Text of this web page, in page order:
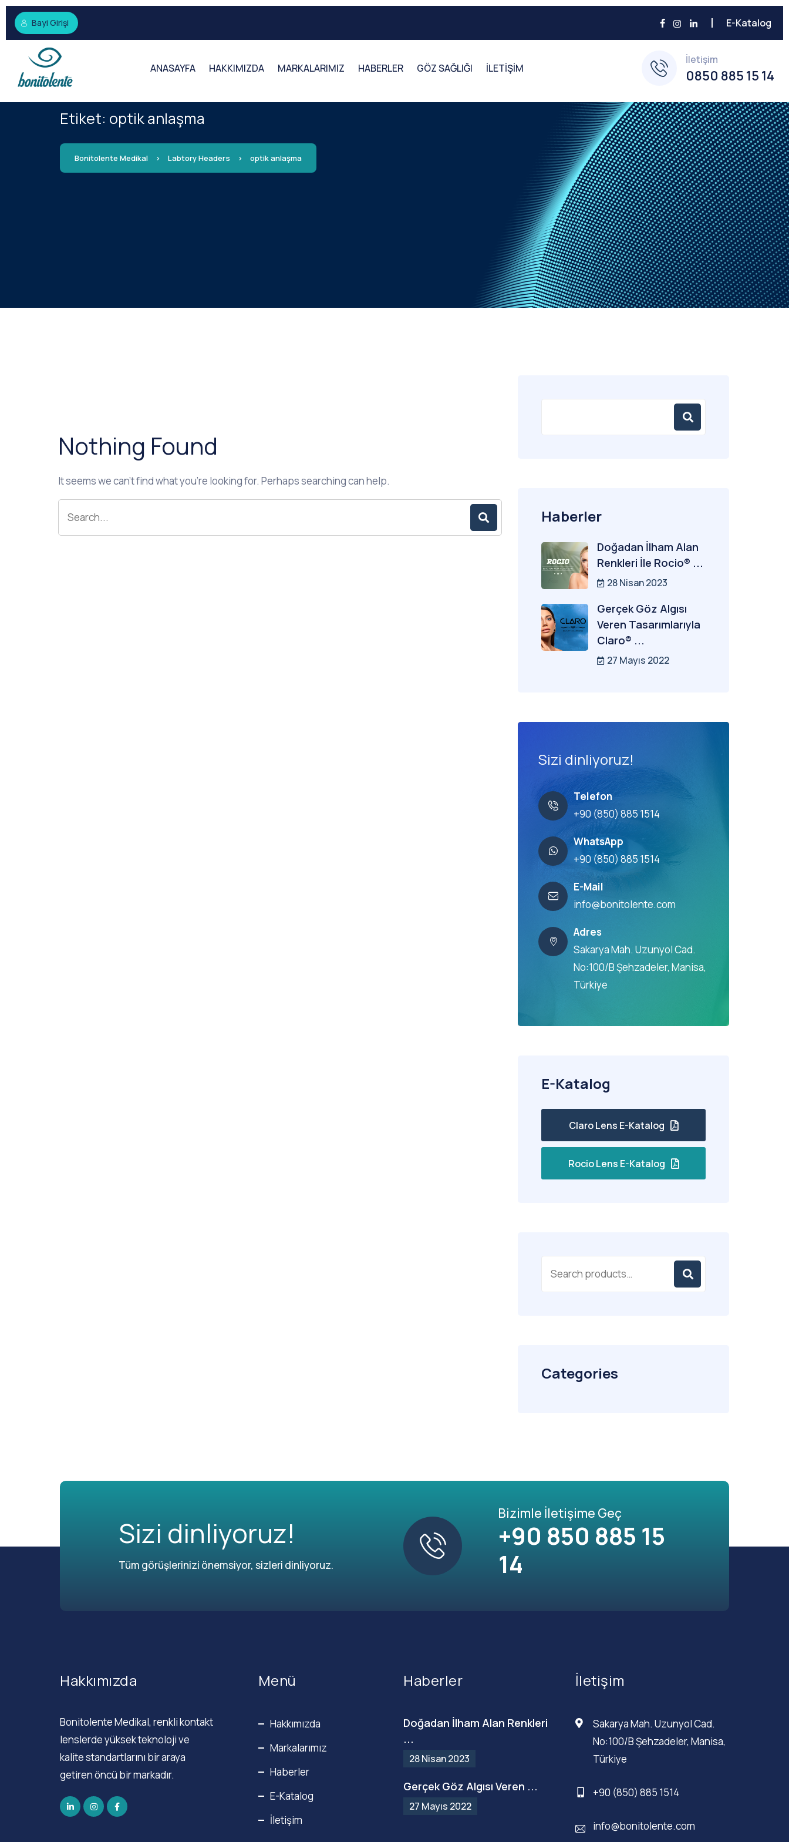
Bayi Girişi E-Katalog
ANASAYFA HAKKIMIZDA MARKALARIMIZ HABERLER GÖZ SAĞLIĞI İLETİŞİM
İletişim
0850 885 15 14
Etiket: optik anlaşma
Bonitolente Medikal > Labtory Headers > optik anlaşma
Nothing Found
It seems we can’t find what you’re looking for. Perhaps searching can help.
Haberler
Doğadan İlham Alan
Renkleri İle Rocio® ...
28 Nisan 2023
Gerçek Göz Algısı
Veren Tasarımlarıyla
Claro® ...
27 Mayıs 2022
Sizi dinliyoruz!
Telefon
+90 (850) 885 1514
WhatsApp
+90 (850) 885 1514
E-Mail
info@bonitolente.com
Adres
Sakarya Mah. Uzunyol Cad.
No:100/B Şehzadeler, Manisa,
Türkiye
E-Katalog
Claro Lens E-Katalog
Rocio Lens E-Katalog
Categories
Sizi dinliyoruz!
Tüm görüşlerinizi önemsiyor, sizleri dinliyoruz.
Bizimle İletişime Geç
+90 850 885 15
14
Hakkımızda
Bonitolente Medikal, renkli kontakt
lenslerde yüksek teknoloji ve
kalite standartlarını bir araya
getiren öncü bir markadır.
Menü
Hakkımızda
Markalarımız
Haberler
E-Katalog
İletişim
Haberler
Doğadan İlham Alan Renkleri
...
28 Nisan 2023
Gerçek Göz Algısı Veren ...
27 Mayıs 2022
İletişim
Sakarya Mah. Uzunyol Cad.
No:100/B Şehzadeler, Manisa,
Türkiye
+90 (850) 885 1514
info@bonitolente.com